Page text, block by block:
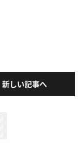
新しい記事へ